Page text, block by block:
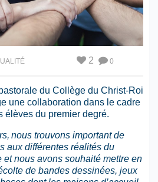
0
2
du Collège du Christ-Roi
une collaboration dans le cadre
élèves du premier degré.
nous trouvons important de
aux différentes réalités du
nous avons souhaité mettre en
de bandes dessinées, jeux